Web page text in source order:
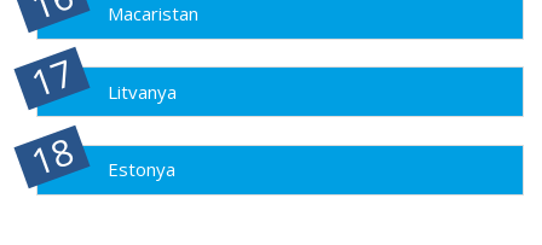
Macaristan
Litvanya
Estonya